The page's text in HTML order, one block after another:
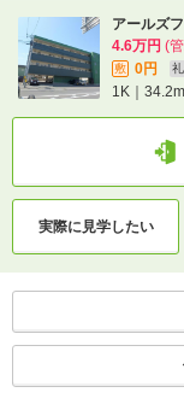
アールズ
4.6万円 (
敷 0円 礼
1K｜
実際に見学したい